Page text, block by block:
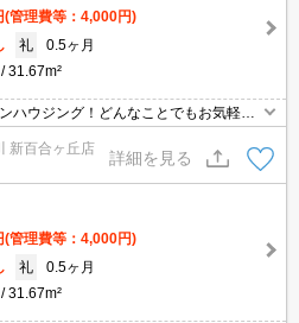
(管理費等：4,000円)
礼
0.5ヶ月
31.67m²
ハウジング！どんなことでもお気軽に
新百合ヶ丘店
詳細を見る
(管理費等：4,000円)
礼
0.5ヶ月
31.67m²